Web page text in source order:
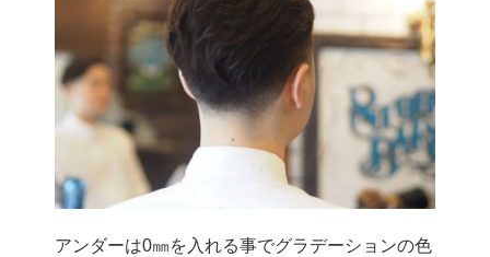
アンダーは0㎜を入れる事でグラデーションの色